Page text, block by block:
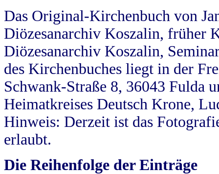
Das Original-Kirchenbuch von
Diözesanarchiv Koszalin, früher
Diözesanarchiv Koszalin,
des Kirchenbuches liegt in der
Schwank-Straße 8, 36043 Fulda
Heimatkreises Deutsch Krone,
Hinweis: Derzeit ist das
erlaubt.
Die Reihenfolge der Einträge